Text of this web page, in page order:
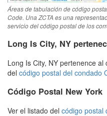
Áreas de tabulación de código
Code. Una ZCTA es una
servicio del código postal de los
Long Is City, NY
Long Is City, NY pertenence
del código postal del condado
Código Postal New York
Ver el listado del código postal